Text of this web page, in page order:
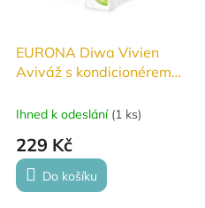
EURONA Diwa Vivien
Aviváž s kondicionérem
Ihned k odeslání (1 ks)
229 Kč
Do košíku